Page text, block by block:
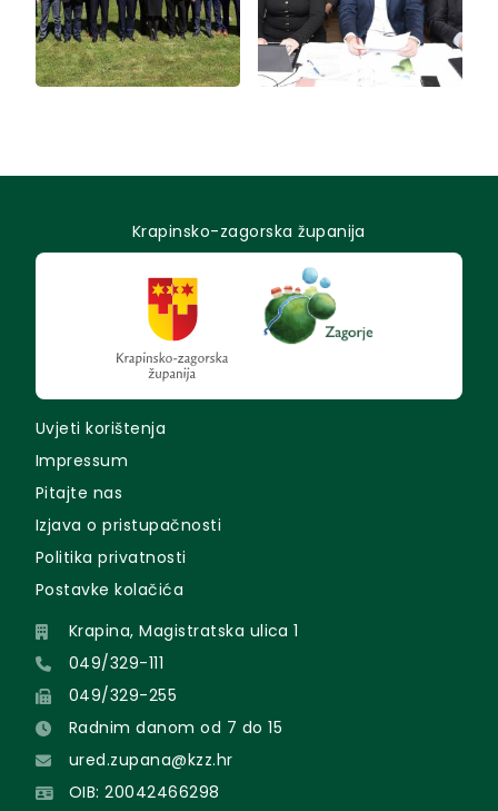
Krapinsko-zagorska županija
Uvjeti korištenja
Impressum
Pitajte nas
Izjava o pristupačnosti
Politika privatnosti
Postavke kolačića
Krapina, Magistratska ulica 1
049/329-111
049/329-255
Radnim danom od 7 do 15
ured.zupana@kzz.hr
OIB: 20042466298